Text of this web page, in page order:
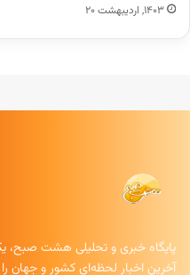
۱۴۰۳, اردیبهشت ۲۰
پایگاه خبری و تحلیلی هشت صبح،
آخرین اخبار لحظه‌ای کشور و جهان را